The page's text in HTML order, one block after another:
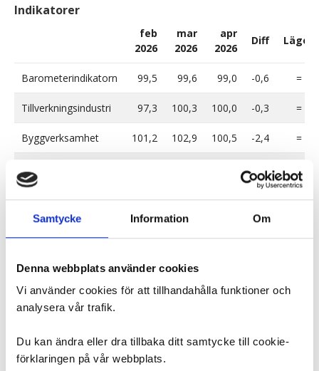
Samtycke Information Om
Denna webbplats använder cookies
Vi använder cookies för att tillhandahålla funktioner och
analysera vår trafik.
Du kan ändra eller dra tillbaka ditt samtycke till cookie-
förklaringen på vår webbplats.
Indikatorer
feb
2026
mar
2026
apr
2026
Diff Läget
Barometerindikatorn 99,5 99,6 99,0 -0,6 =
Tillverkningsindustri 97,3 100,3 100,0 -0,3 =
Byggverksamhet 101,2 102,9 100,5 -2,4 =
5,5 +
Tjänstesektorn 103,3 101,2 101,7 0,5 =
Hushåll 96,1 95,2 -3,7
Anm. Medelvärde för samtliga indikatorer är 100 och standardavvikelse
10.
standardiserade nettotal